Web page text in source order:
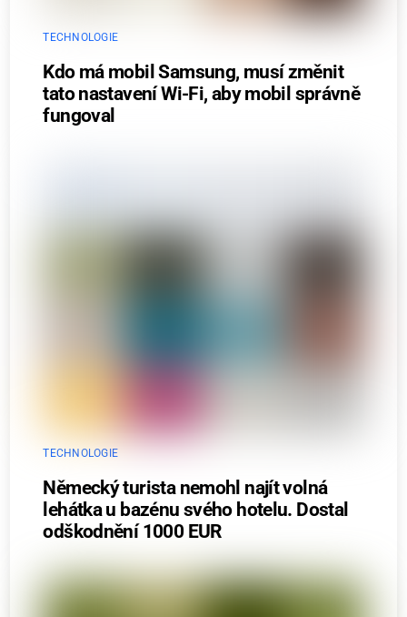
TECHNOLOGIE
Kdo má mobil Samsung, musí změnit
tato nastavení Wi-Fi, aby mobil správně
fungoval
TECHNOLOGIE
Německý turista nemohl najít volná
lehátka u bazénu svého hotelu. Dostal
odškodnění 1000 EUR